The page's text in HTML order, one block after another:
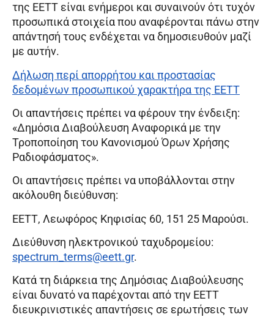
της ΕΕΤΤ είναι ενήμεροι και συναινούν ότι τυχόν
προσωπικά στοιχεία που αναφέρονται πάνω στην
απάντησή τους ενδέχεται να δημοσιευθούν μαζί
με αυτήν.
Δήλωση περί απορρήτου και προστασίας
δεδομένων προσωπικού χαρακτήρα της ΕΕΤΤ
Οι απαντήσεις πρέπει να φέρουν την ένδειξη:
«Δημόσια Διαβούλευση Αναφορικά με την
Τροποποίηση του Κανονισμού Όρων Χρήσης
Ραδιοφάσματος».
Οι απαντήσεις πρέπει να υποβάλλονται στην
ακόλουθη διεύθυνση:
ΕΕΤΤ, Λεωφόρος Κηφισίας 60, 151 25 Μαρούσι.
Διεύθυνση ηλεκτρονικού ταχυδρομείου:
spectrum_terms@eett.gr.
Κατά τη διάρκεια της Δημόσιας Διαβούλευσης
είναι δυνατό να παρέχονται από την ΕΕΤΤ
διευκρινιστικές απαντήσεις σε ερωτήσεις των